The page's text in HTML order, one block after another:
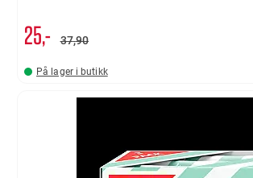
25,- 3790
På lager i butikk